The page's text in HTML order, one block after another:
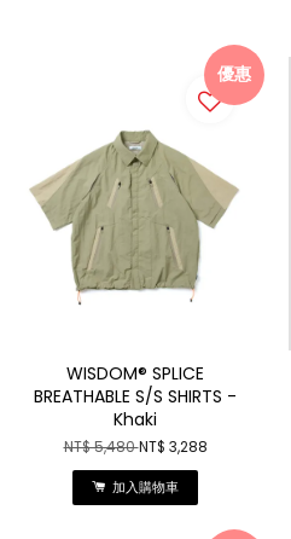
優惠
WISDOM® SPLICE
BREATHABLE S/S SHIRTS -
Khaki
NT$ 5,480NT$ 3,288
加入購物車